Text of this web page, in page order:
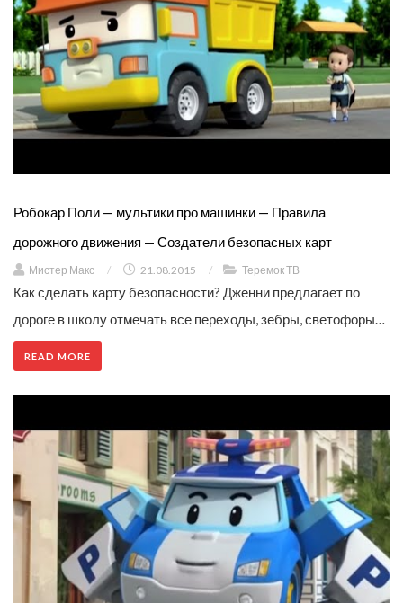
Робокар Поли — мультики про машинки — Правила
дорожного движения — Создатели безопасных карт
Мистер Макс / 21.08.2015 / Теремок ТВ
Как сделать карту безопасности? Дженни предлагает по
дороге в школу отмечать все переходы, зебры, светофоры…
READ MORE